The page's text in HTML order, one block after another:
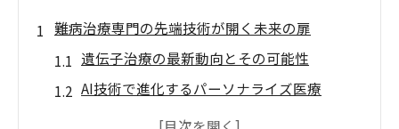
難病治療専門の先端技術が開く未来の扉
遺伝子治療の最新動向とその可能性
AI技術で進化するパーソナライズ医療
再生医療がもたらす革新の波